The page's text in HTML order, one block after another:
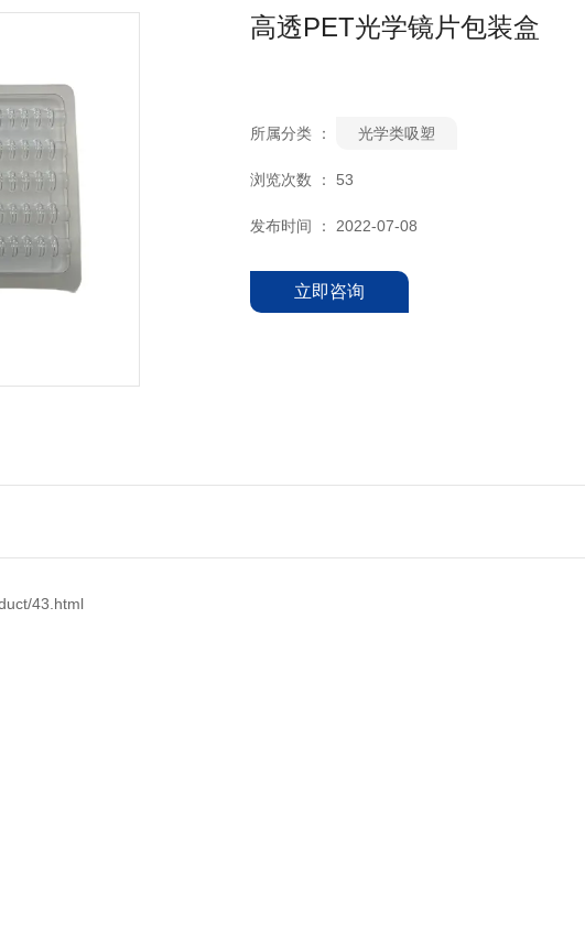
高透PET光学镜片包装盒
所属分类 ： 光学类吸塑
浏览次数 ： 53
发布时间 ： 2022-07-08
立即咨询
43.html